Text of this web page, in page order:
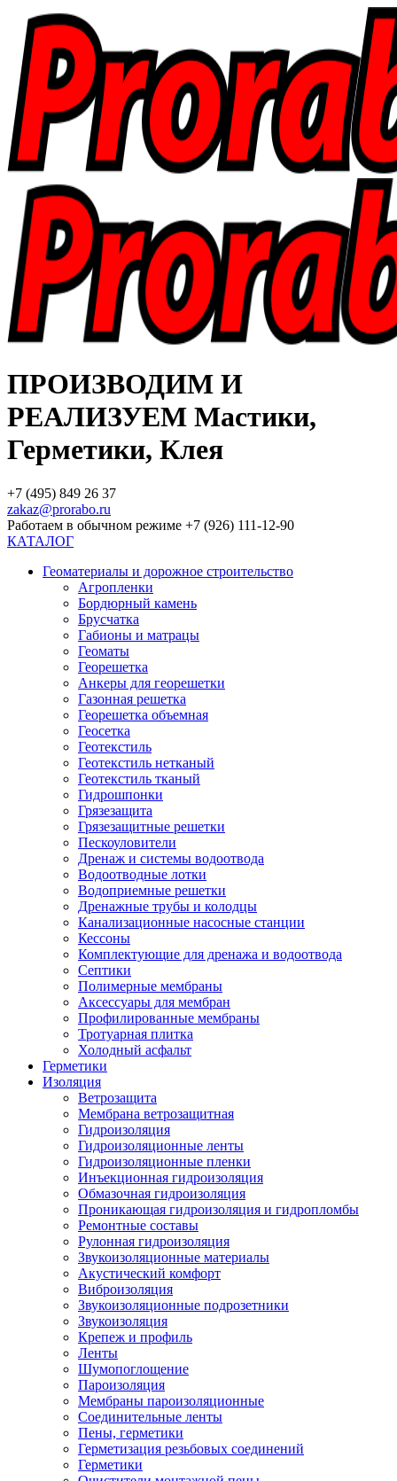
ПРОИЗВОДИМ И
РЕАЛИЗУЕМ Мастики,
Герметики, Клея
+7 (495) 849 26 37
zakaz@prorabo.ru
Работаем в обычном режиме +7 (926) 111-12-90
КАТАЛОГ
Геоматериалы и дорожное строительство
Агропленки
Бордюрный камень
Брусчатка
Габионы и матрацы
Геоматы
Георешетка
Анкеры для георешетки
Газонная решетка
Георешетка объемная
Геосетка
Геотекстиль
Геотекстиль нетканый
Геотекстиль тканый
Гидрошпонки
Грязезащита
Грязезащитные решетки
Пескоуловители
Дренаж и системы водоотвода
Водоотводные лотки
Водоприемные решетки
Дренажные трубы и колодцы
Канализационные насосные станции
Кессоны
Комплектующие для дренажа и водоотвода
Септики
Полимерные мембраны
Аксессуары для мембран
Профилированные мембраны
Тротуарная плитка
Холодный асфальт
Герметики
Изоляция
Ветрозащита
Мембрана ветрозащитная
Гидроизоляция
Гидроизоляционные ленты
Гидроизоляционные пленки
Инъекционная гидроизоляция
Обмазочная гидроизоляция
Проникающая гидроизоляция и гидропломбы
Ремонтные составы
Рулонная гидроизоляция
Звукоизоляционные материалы
Акустический комфорт
Виброизоляция
Звукоизоляционные подрозетники
Звукоизоляция
Крепеж и профиль
Ленты
Шумопоглощение
Пароизоляция
Мембраны пароизоляционные
Соединительные ленты
Пены, герметики
Герметизация резьбовых соединений
Герметики